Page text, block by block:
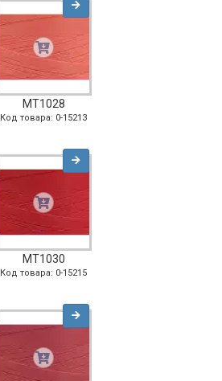
MT1028
Код товара: 0-15213
MT1030
Код товара: 0-15215